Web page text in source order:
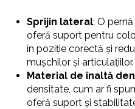
Sprijin lateral: O
oferă suport pentru
în poziție corectă și
mușchilor și articulațiilor.
Material de înaltă
densitate, cum ar fi
oferă suport și